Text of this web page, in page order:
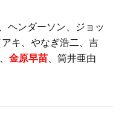
ヘンダーソン、ジョッ
キ、やなぎ浩二、吉
金原早苗 、筒井亜由